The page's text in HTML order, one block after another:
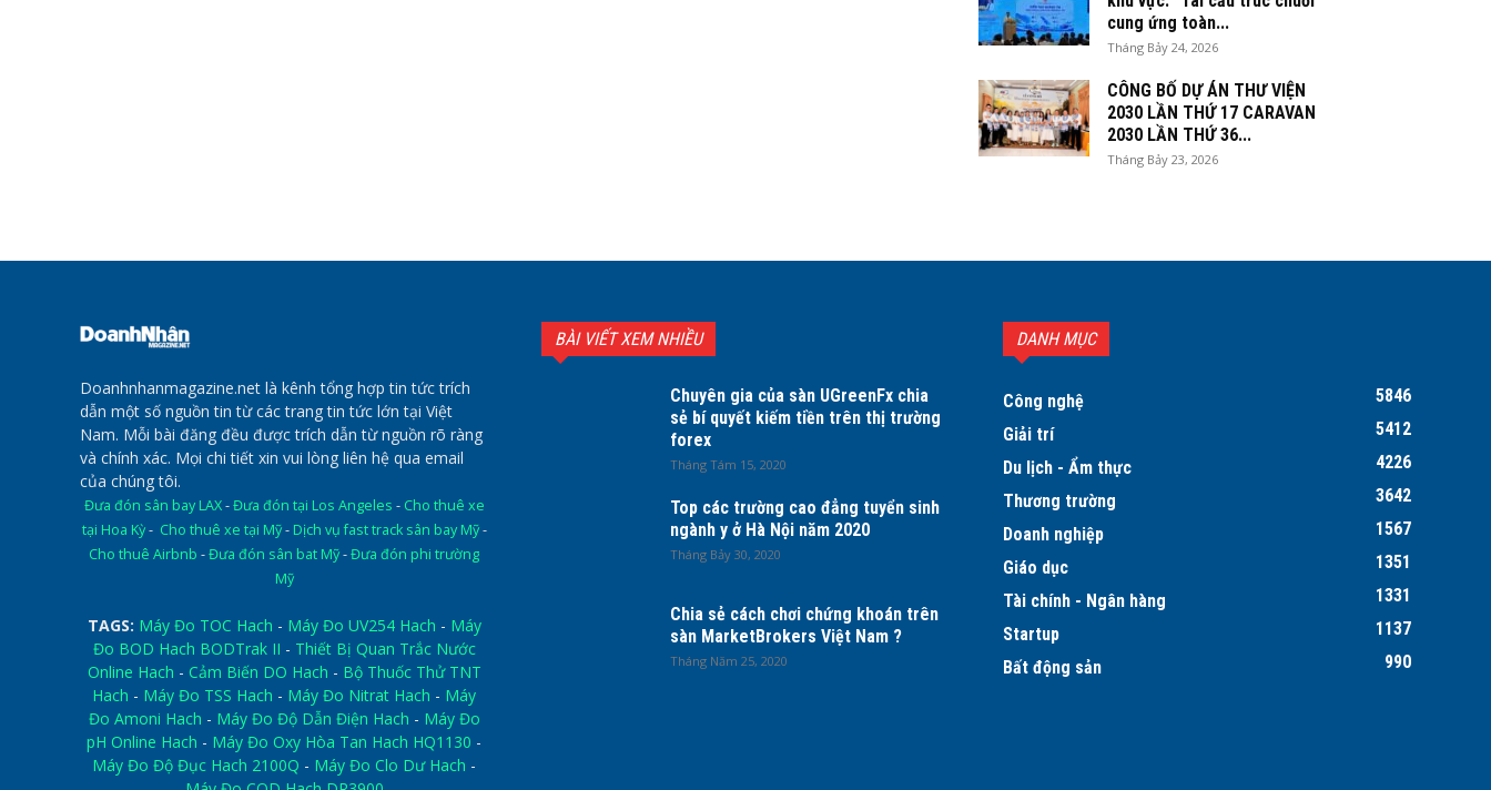
cung ứng toàn...
Tháng Bảy 24, 2026
CÔNG BỐ DỰ ÁN THƯ VIỆN
2030 LẦN THỨ 17 CARAVAN
2030 LẦN THỨ 36...
Tháng Bảy 23, 2026
Doanhnhanmagazine.net là kênh tổng hợp tin tức trích
dẫn một số nguồn tin từ các trang tin tức lớn tại Việt
Nam. Mỗi bài đăng đều được trích dẫn từ nguồn rõ ràng
và chính xác. Mọi chi tiết xin vui lòng liên hệ qua email
của chúng tôi.
Đưa đón sân bay LAX-Đưa đón tại Los Angeles - Cho thuê xe
tại Hoa Kỳ- Cho thuê xe tại Mỹ- Dịch vụ fast track sân bay Mỹ-
Cho thuê Airbnb -Đưa đón sân bat Mỹ-Đưa đón phi trường
Mỹ
TAGS: Máy Đo TOC Hach - Máy Đo UV254 Hach - Máy
Đo BOD Hach BODTrak II - Thiết Bị Quan Trắc Nước
Online Hach - Cảm Biến DO Hach - Bộ Thuốc Thử TNT
Hach - Máy Đo TSS Hach - Máy Đo Nitrat Hach - Máy
Đo Amoni Hach - Máy Đo Độ Dẫn Điện Hach - Máy Đo
pH Online Hach - Máy Đo Oxy Hòa Tan Hach HQ1130 -
Máy Đo Độ Đục Hach 2100Q - Máy Đo Clo Dư Hach -
BÀI VIẾT XEM NHIỀU
Chuyên gia của sàn UGreenFx chia
sẻ bí quyết kiếm tiền trên thị trường
forex
Tháng Tám 15, 2020
Top các trường cao đẳng tuyển sinh
ngành y ở Hà Nội năm 2020
Tháng Bảy 30, 2020
Chia sẻ cách chơi chứng khoán trên
sàn MarketBrokers Việt Nam ?
Tháng Năm 25, 2020
DANH MỤC
Công nghệ
5846
Giải trí
5412
Du lịch - Ẩm thực
4226
Thương trường
3642
Doanh nghiệp
1567
Giáo dục
1351
Tài chính - Ngân hàng
1331
Startup
1137
Bất động sản
990